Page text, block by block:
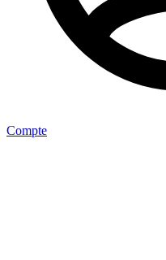
Compte